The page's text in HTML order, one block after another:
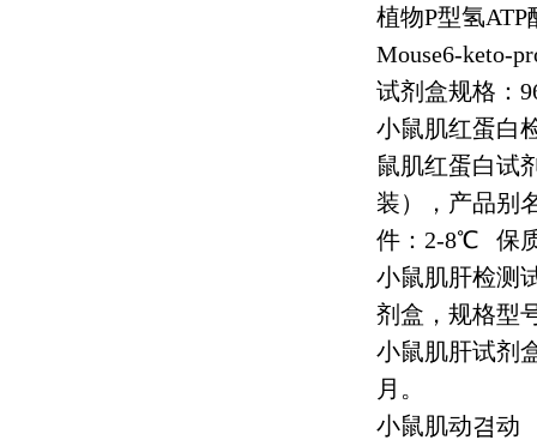
植物P型氢ATP
Mouse6-keto-
试剂盒规格：
小鼠肌红蛋白
鼠肌红蛋白试
装），产品别
件： 2-8℃
保
小鼠肌肝检测
剂盒，规格型
小鼠肌肝试剂
月。
小鼠肌动겸动